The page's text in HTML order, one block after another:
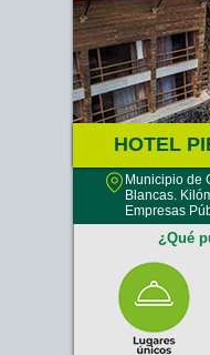
HOTEL
Municipio de
Blancas.
Empresas
¿Qué